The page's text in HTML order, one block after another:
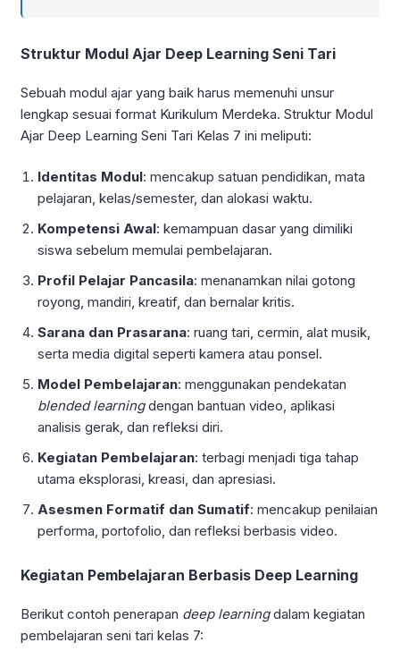
Struktur Modul Ajar Deep Learning Seni Tari
Sebuah modul ajar yang baik harus memenuhi unsur
lengkap sesuai format Kurikulum Merdeka. Struktur Modul
Ajar Deep Learning Seni Tari Kelas 7 ini meliputi:
Identitas Modul: mencakup satuan pendidikan, mata
pelajaran, kelas/semester, dan alokasi waktu.
Kompetensi Awal: kemampuan dasar yang dimiliki
siswa sebelum memulai pembelajaran.
Profil Pelajar Pancasila: menanamkan nilai gotong
royong, mandiri, kreatif, dan bernalar kritis.
Sarana dan Prasarana: ruang tari, cermin, alat musik,
serta media digital seperti kamera atau ponsel.
Model Pembelajaran: menggunakan pendekatan
blended learningdengan bantuan video, aplikasi
analisis gerak, dan refleksi diri.
Kegiatan Pembelajaran: terbagi menjadi tiga tahap
utama eksplorasi, kreasi, dan apresiasi.
Asesmen Formatif dan Sumatif: mencakup penilaian
performa, portofolio, dan refleksi berbasis video.
Kegiatan Pembelajaran Berbasis Deep Learning
Berikut contoh penerapan deep learningdalam kegiatan
pembelajaran seni tari kelas 7: